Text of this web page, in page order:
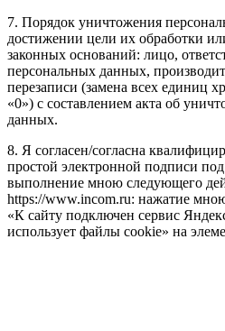
7. Порядок уничтожения
достижении цели их обработки
законных оснований: лицо,
персональных данных,
перезаписи (замена всех единиц
«0») с составлением акта об
данных.
8. Я согласен/согласна
простой электронной подписи
выполнение мною следующего
https://www.incom.ru: нажатие
«К сайту подключен сервис
использует файлы cookie» на